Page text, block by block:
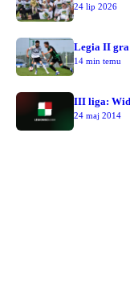
24 lip 2026
Legia II gra
14 min temu
III liga:
24 maj 2014